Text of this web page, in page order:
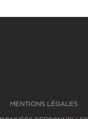
MENTIONS LÉGALES